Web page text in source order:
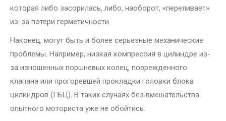
которая либо засорилась, либо, наоборот, «переливает»
из-за потери герметичности.
Наконец, могут быть и более серьезные механические
проблемы. Например, низкая компрессия в цилиндре из-
за изношенных поршневых колец, поврежденного
клапана или прогоревшей прокладки головки блока
цилиндров (ГБЦ). В таких случаях без вмешательства
опытного моториста уже не обойтись.